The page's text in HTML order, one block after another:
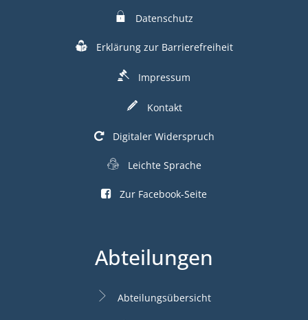
Datenschutz
Erklärung zur Barrierefreiheit
Impressum
Kontakt
Digitaler Widerspruch
Leichte Sprache
Zur Facebook-Seite
Abteilungen
Abteilungsübersicht